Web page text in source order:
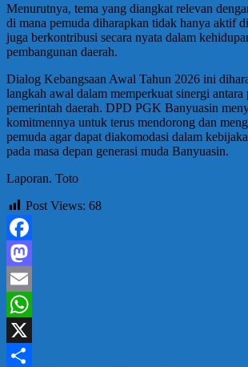
Menurutnya, tema yang diangkat relevan
di mana pemuda diharapkan tidak hanya aktif
juga berkontribusi secara nyata dalam
pembangunan daerah.
Dialog Kebangsaan Awal Tahun 2026 ini
langkah awal dalam memperkuat sinergi antara
pemerintah daerah. DPD PGK Banyuasin
komitmennya untuk terus mendorong dan
pemuda agar dapat diakomodasi dalam
pada masa depan generasi muda Banyuasin.
Laporan. Toto
Post Views: 68
Facebook
Mastodon
Email
WhatsApp
X